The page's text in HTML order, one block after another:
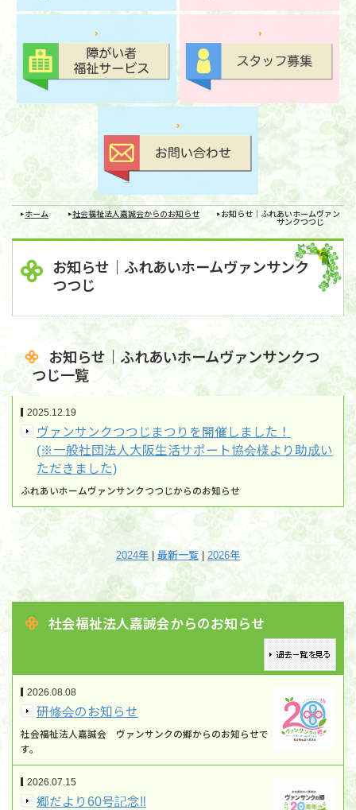
ホーム 社会福祉法人嘉誠会からのお知らせ
お知らせ｜ふれあいホームヴァン
サンクつつじ
お知らせ｜ふれあいホームヴァンサンク
つつじ
お知らせ｜ふれあいホームヴァンサンクつ
つじ一覧
2025.12.19
ヴァンサンクつつじまつりを開催しました！
(※一般社団法人大阪生活サポート協会様より助成い
ただきました)
ふれあいホームヴァンサンクつつじからのお知らせ
2024年 最新一覧 2026年
社会福祉法人嘉誠会からのお知らせ
2026.08.08
研修会のお知らせ
社会福祉法人嘉誠会 ヴァンサンクの郷からのお知らせで
す。
2026.07.15
郷だより60号記念‼